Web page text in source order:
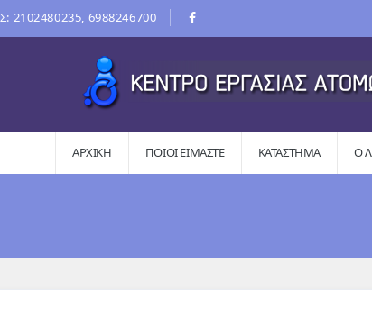
2102480235, 6988246700
ΑΡΧΙΚΗ ΠΟΙΟΙ ΕΊΜΑΣΤΕ ΚΑΤΆΣΤΗΜΑ Ο